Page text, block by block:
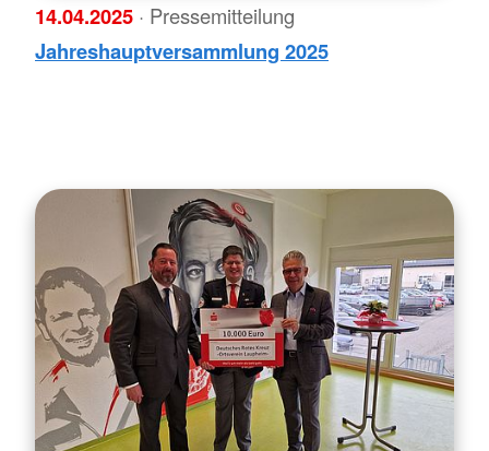
14.04.2025 · Pressemitteilung
Jahreshauptversammlung 2025